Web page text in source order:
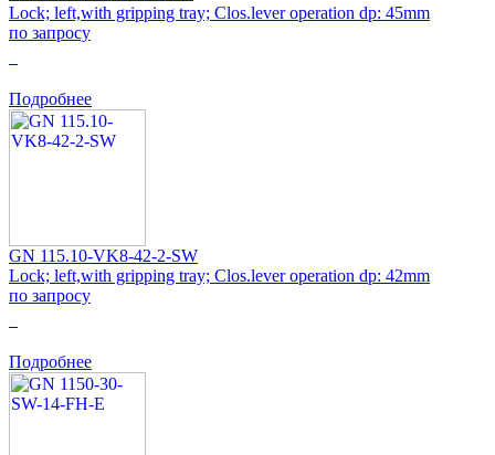
Lock; left,with gripping tray; Clos.lever operation dp: 45mm
по запросу
Подробнее
GN 115.10-VK8-42-2-SW
Lock; left,with gripping tray; Clos.lever operation dp: 42mm
по запросу
Подробнее